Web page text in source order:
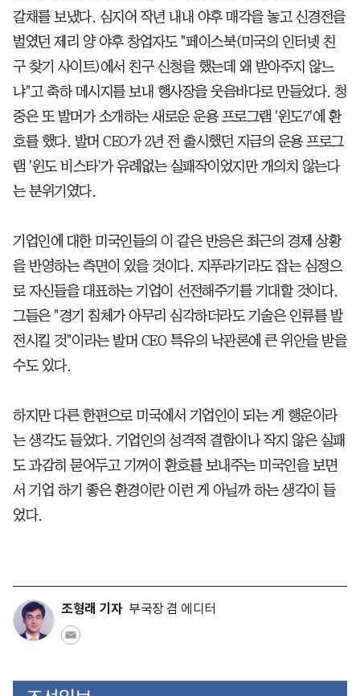
갈채를 보냈다. 심지어 작년 내내 야후 매각을 놓고 신경전을
벌였던 제리 양 야후 창업자도 "페이스북(미국의 인터넷 친
구 찾기 사이트)에서 친구 신청을 했는데 왜 받아주지 않느
냐"고 축하 메시지를 보내 행사장을 웃음바다로 만들었다. 청
중은 또 발머가 소개하는 새로운 운용 프로그램 '윈도7'에 환
호를 했다. 발머 CEO가 2년 전 출시했던 지금의 운용 프로그
램 '윈도 비스타'가 유례없는 실패작이었지만 개의치 않는다
는 분위기였다.
기업인에 대한 미국인들의 이 같은 반응은 최근의 경제 상황
을 반영하는 측면이 있을 것이다. 지푸라기라도 잡는 심정으
로 자신들을 대표하는 기업이 선전해주기를 기대할 것이다.
그들은 "경기 침체가 아무리 심각하더라도 기술은 인류를 발
전시킬 것"이라는 발머 CEO 특유의 낙관론에 큰 위안을 받을
수도 있다.
하지만 다른 한편으로 미국에서 기업인이 되는 게 행운이라
는 생각도 들었다. 기업인의 성격적 결함이나 작지 않은 실패
도 과감히 묻어두고 기꺼이 환호를 보내주는 미국인을 보면
서 기업 하기 좋은 환경이란 이런 게 아닐까 하는 생각이 들
었다.
조형래 기자 부국장 겸 에디터